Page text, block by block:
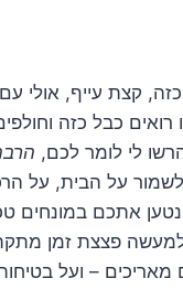
קצת עייף, אולי
כבל כזה
לי לומר לכם,
על הבית, על
אתכם במונחים
פצצת זמן
– ועל